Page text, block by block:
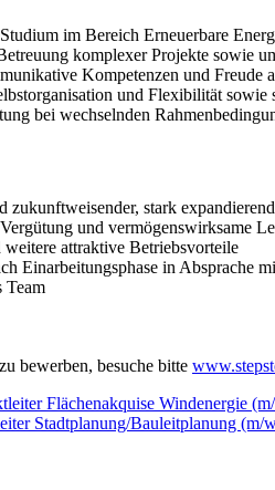
im Bereich Erneuerbare
komplexer Projekte sowie
Kompetenzen und
und Flexibilität sowie
bei wechselnden
zukunftweisender, stark
und vermögenswirksame
weitere attraktive Betriebsvorteile
Einarbeitungsphase in Absprache
Team
bewerben, besuche bitte
Flächenakquise Windenergie
Stadtplanung/Bauleitplanung